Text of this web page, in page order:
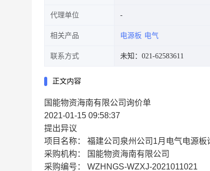
代理单位
相关产品 电源板 电气
联系方式 未知：021-62583611
正文内容
国能物资海南有限公司询价单
2021-01-15 09:58:37
提出异议
项目名称：
福建公司泉州公司1月电气电源板
采购机构：
国能物资海南有限公司
采购编号：
WZHNGS-WZXJ-2021011021